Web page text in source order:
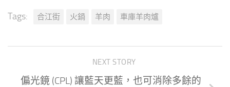
Tags: 合江街 火鍋 羊肉 車庫羊肉爐
NEXT STORY
偏光鏡 (CPL) 讓藍天更藍，也可消除多餘的